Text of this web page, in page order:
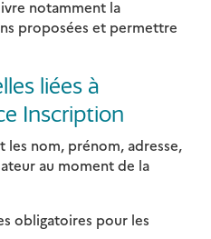
notamment la
proposées et permettre
liées à
Inscription
les nom, prénom, adresse,
au moment de la
obligatoires pour les